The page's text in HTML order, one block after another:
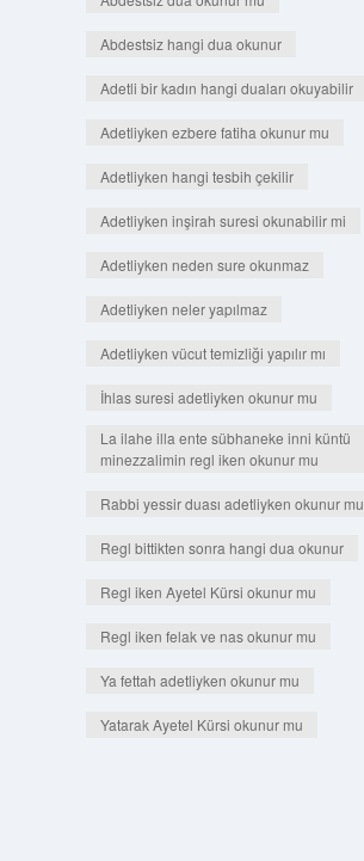
Abdestsiz hangi dua okunur
Adetli bir kadın hangi duaları okuyabilir
Adetliyken ezbere fatiha okunur mu
Adetliyken hangi tesbih çekilir
Adetliyken inşirah suresi okunabilir mi
Adetliyken neden sure okunmaz
Adetliyken neler yapılmaz
Adetliyken vücut temizliği yapılır mı
İhlas suresi adetliyken okunur mu
La ilahe illa ente sübhaneke inni küntü
minezzalimin regl iken okunur mu
Rabbi yessir duası adetliyken okunur mu
Regl bittikten sonra hangi dua okunur
Regl iken Ayetel Kürsi okunur mu
Regl iken felak ve nas okunur mu
Ya fettah adetliyken okunur mu
Yatarak Ayetel Kürsi okunur mu